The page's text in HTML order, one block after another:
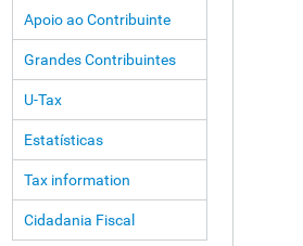
Apoio ao Contribuinte
Grandes Contribuintes
U-Tax
Estatísticas
Tax information
Cidadania Fiscal